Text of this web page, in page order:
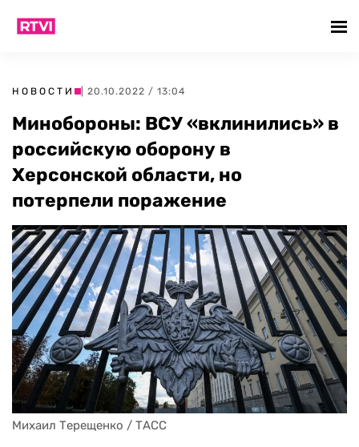
НОВОСТИ | 20.10.2022 / 13:04
Минобороны: ВСУ «вклинились» в
российскую оборону в
Херсонской области, но
потерпели поражение
Михаил Терещенко / ТАСС